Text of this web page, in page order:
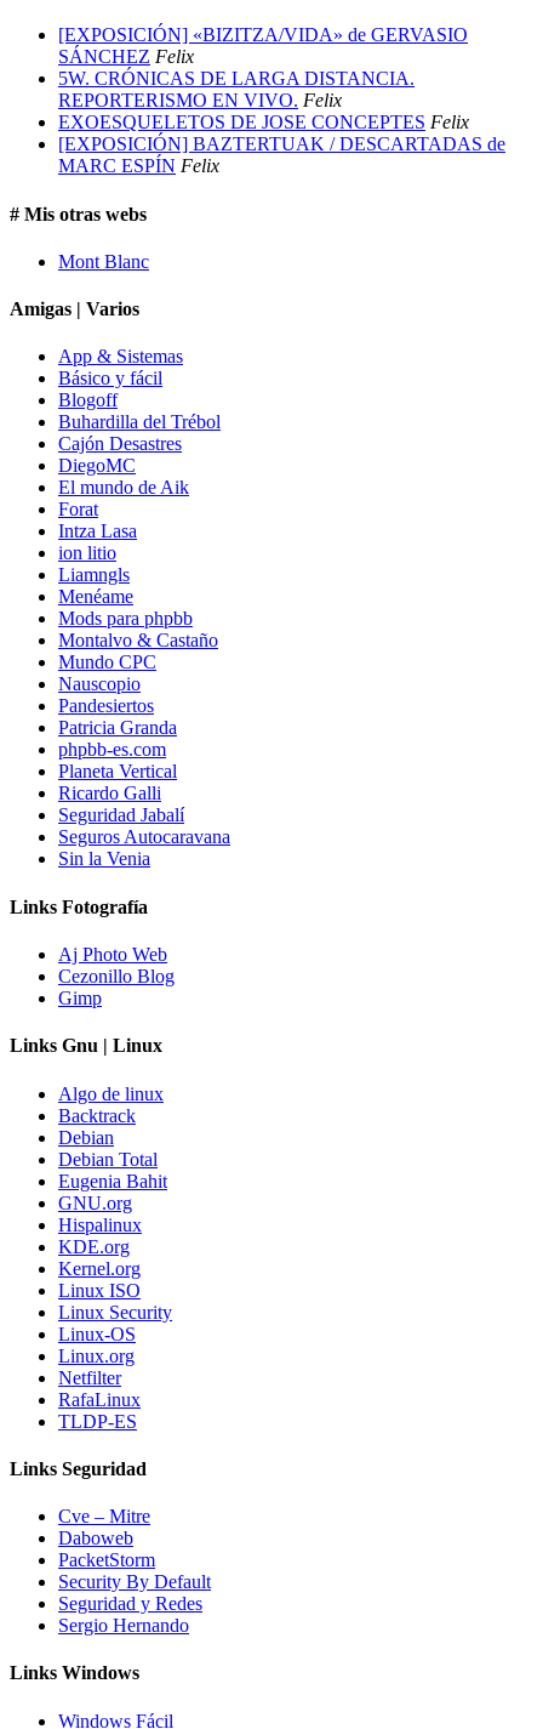
[EXPOSICIÓN] «BIZITZA/VIDA» de GERVASIO
SÁNCHEZ Felix
5W. CRÓNICAS DE LARGA DISTANCIA.
REPORTERISMO EN VIVO. Felix
EXOESQUELETOS DE JOSE CONCEPTES Felix
[EXPOSICIÓN] BAZTERTUAK / DESCARTADAS de
MARC ESPÍN Felix
# Mis otras webs
Mont Blanc
Amigas | Varios
App & Sistemas
Básico y fácil
Blogoff
Buhardilla del Trébol
Cajón Desastres
DiegoMC
El mundo de Aik
Forat
Intza Lasa
ion litio
Liamngls
Menéame
Mods para phpbb
Montalvo & Castaño
Mundo CPC
Nauscopio
Pandesiertos
Patricia Granda
phpbb-es.com
Planeta Vertical
Ricardo Galli
Seguridad Jabalí
Seguros Autocaravana
Sin la Venia
Links Fotografía
Aj Photo Web
Cezonillo Blog
Gimp
Links Gnu | Linux
Algo de linux
Backtrack
Debian
Debian Total
Eugenia Bahit
GNU.org
Hispalinux
KDE.org
Kernel.org
Linux ISO
Linux Security
Linux-OS
Linux.org
Netfilter
RafaLinux
TLDP-ES
Links Seguridad
Cve – Mitre
Daboweb
PacketStorm
Security By Default
Seguridad y Redes
Sergio Hernando
Links Windows
Windows Fácil